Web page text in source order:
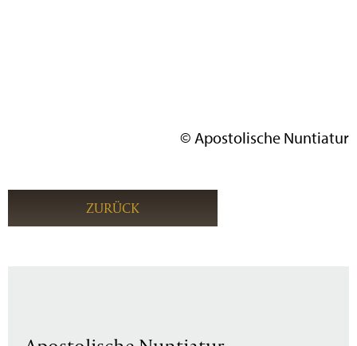
© Apostolische Nuntiatur
ZURÜCK